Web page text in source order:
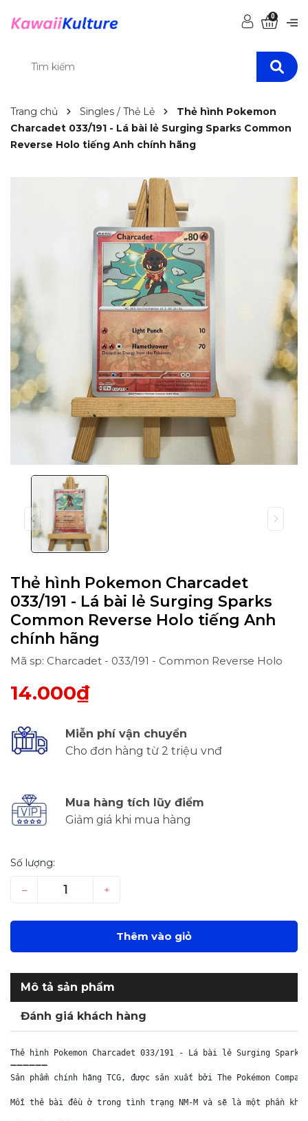
0
Trang chủ Singles / Thẻ Lẻ
Thẻ hình Pokemon
Charcadet 033/191 - Lá bài lẻ Surging Sparks Common
Reverse Holo tiếng Anh chính hãng
Thẻ hình Pokemon Charcadet
033/191 - Lá bài lẻ Surging Sparks
Common Reverse Holo tiếng Anh
chính hãng
Mã sp: Charcadet - 033/191 - Common Reverse Holo
14.000₫
Miễn phí vận chuyển
Cho đơn hàng từ 2 triệu vnđ
Mua hàng tích lũy điểm
Giảm giá khi mua hàng
Số lượng:
– +
Thêm vào giỏ
Mô tả sản phẩm
Đánh giá khách hàng
Thẻ hình Pokemon Charcadet 033/191 - Lá bài lẻ Surging Sparks
➖➖➖➖➖➖
Sản phẩm chính hãng TCG, được sản xuất bởi The Pokémon
Mỗi thẻ bài đều ở trong tình trạng NM-M và sẽ là một phần